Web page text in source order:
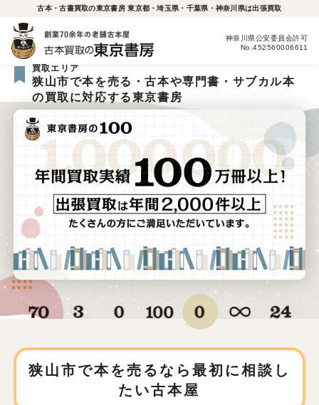
古本・古書買取の東京書房 東京都・埼玉県・千葉県・神奈川県は出張買取
神奈川県公安委員会許可
No.452560006611
買取エリア
狭山市で本を売る・古本や専門書・サブカル本
の買取に対応する東京書房
狭山市で本を売るなら 最初に相談し
たい古本屋